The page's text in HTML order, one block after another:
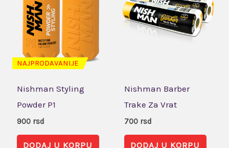
NAJPRODAVANIJE
Nishman Styling
Powder P1
900 rsd
DODAJ U KORPU
Nishman Barber
Trake Za Vrat
700 rsd
DODAJ U KORPU